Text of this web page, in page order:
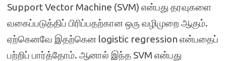
Support Vector Machine (SVM) என்பது தரவுகளை
வகைப்படுத்திப் பிரிப்பதற்கான ஒரு வழிமுறை ஆகும்.
ஏற்கெனவே இதற்கென logistic regression என்பதைப்
பற்றிப் பார்த்தோம். ஆனால் இந்த SVM என்பது